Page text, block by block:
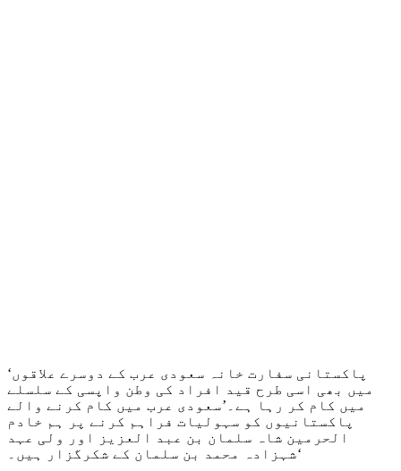
‘پاکستانی سفارت خانہ سعودی عرب کے دوسرے علاقوں
میں بھی اسی طرح قید افراد کی وطن واپسی کے سلسلے
میں کام کر رہا ہے۔’سعودی عرب میں کام کرنے والے
پاکستانیوں کو سہولیات فراہم کرنے پر ہم خادم
الحرمین شاہ سلمان بن عبد العزیز اور ولی عہد
شہزادہ محمد بن سلمان کے شکرگزار ہیں۔‘